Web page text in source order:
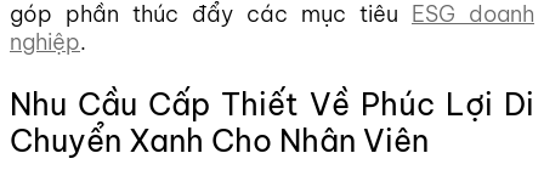
góp phần thúc đẩy các mục tiêu ESG doanh
nghiệp.
Nhu Cầu Cấp Thiết Về Phúc Lợi Di
Chuyển Xanh Cho Nhân Viên